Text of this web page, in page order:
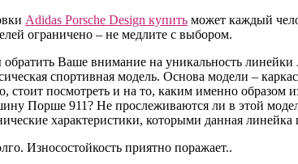
Adidas Porsche Design купить может каждый
ограничено – не медлите с выбором.
Ваше внимание на уникальность
спортивная модель. Основа модели –
стоит посмотреть и на то, каким именно
Порше 911? Не прослеживаются ли в этой
характеристики, которыми данная
Износостойкость приятно поражает..